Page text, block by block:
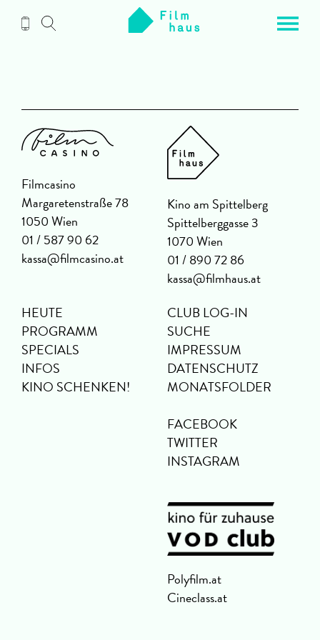
Inhalt
Filmcasino
Margaretenstraße 78
1050 Wien
01 / 587 90 62
kassa@filmcasino.at
Kino am Spittelberg
Spittelberggasse 3
1070 Wien
01 / 890 72 86
kassa@filmhaus.at
HEUTE
PROGRAMM
SPECIALS
INFOS
KINO SCHENKEN!
CLUB LOG-IN
SUCHE
IMPRESSUM
DATENSCHUTZ
MONATSFOLDER
FACEBOOK
TWITTER
INSTAGRAM
Polyfilm.at
Cineclass.at